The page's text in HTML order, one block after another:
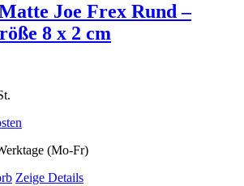
Joe Frex Rund –
8 x 2 cm
(Mo-Fr)
Zeige Details